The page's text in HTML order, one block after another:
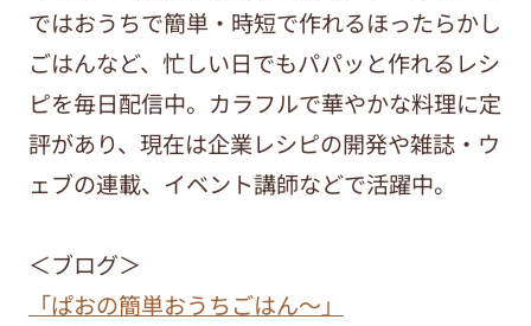
ではおうちで簡単・時短で作れるほったらかし
ごはんなど、忙しい日でもパパッと作れるレシ
ピを毎日配信中。カラフルで華やかな料理に定
評があり、現在は企業レシピの開発や雑誌・ウ
ェブの連載、イベント講師などで活躍中。
＜ブログ＞
「ぱおの簡単おうちごはん～」